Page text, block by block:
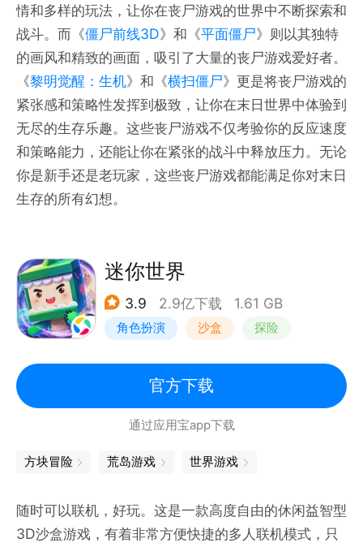
情和多样的玩法，让你在丧尸游戏的世界中不断探索和
战斗。而《僵尸前线3D》和《平面僵尸》则以其独特
的画风和精致的画面，吸引了大量的丧尸游戏爱好者。
《黎明觉醒：生机》和《横扫僵尸》更是将丧尸游戏的
紧张感和策略性发挥到极致，让你在末日世界中体验到
无尽的生存乐趣。这些丧尸游戏不仅考验你的反应速度
和策略能力，还能让你在紧张的战斗中释放压力。无论
你是新手还是老玩家，这些丧尸游戏都能满足你对末日
生存的所有幻想。
迷你世界
3.9 2.9亿下载 1.61 GB
角色扮演 沙盒 探险
官方下载
通过应用宝app下载
方块冒险 荒岛游戏 世界游戏
随时可以联机，好玩。这是一款高度自由的休闲益智型
3D沙盒游戏，有着非常方便快捷的多人联机模式，只